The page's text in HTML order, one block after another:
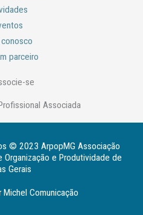
parceiro
se
Associada
© 2023 ArpopMG Associação
e Produtividade de
Gerais
Comunicação